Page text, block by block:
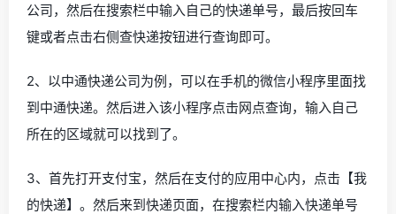
公司，然后在搜索栏中输入自己的快递单号，最后按回车
键或者点击右侧查快递按钮进行查询即可。
2、以中通快递公司为例，可以在手机的微信小程序里面找
到中通快递。然后进入该小程序点击网点查询，输入自己
所在的区域就可以找到了。
3、首先打开支付宝，然后在支付的应用中心内，点击【我
的快递】。然后来到快递页面，在搜索栏内输入快递单号